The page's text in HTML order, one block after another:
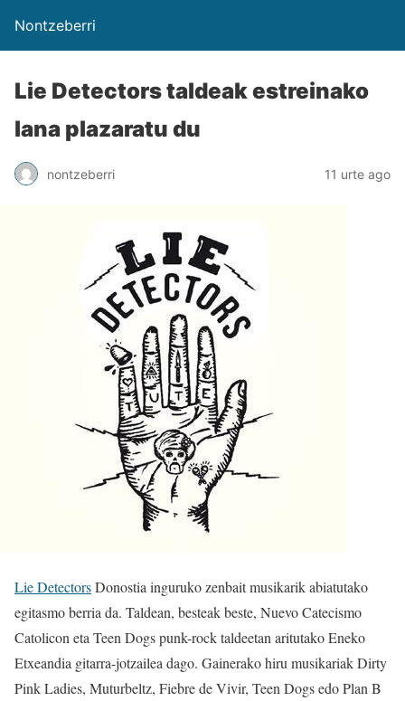
Nontzeberri
Lie Detectors taldeak estreinako
lana plazaratu du
nontzeberri 11 urte ago
Lie DetectorsDonostia inguruko zenbait musikarik abiatutako
egitasmo berria da. Taldean, besteak beste, Nuevo Catecismo
Catolicon eta Teen Dogs punk-rock taldeetan aritutako Eneko
Etxeandia gitarra-jotzailea dago. Gainerako hiru musikariak Dirty
Pink Ladies, Muturbeltz, Fiebre de Vivir, Teen Dogs edo Plan B